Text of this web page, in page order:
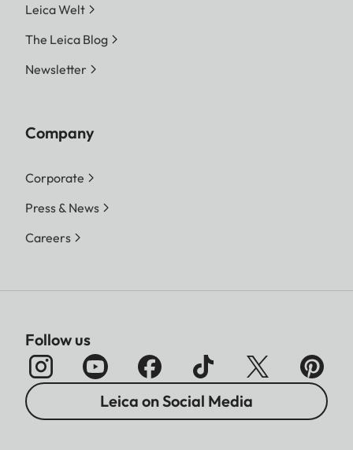
Leica Welt
The Leica Blog
Newsletter
Company
Corporate
Press & News
Careers
Follow us
Leica on Social Media